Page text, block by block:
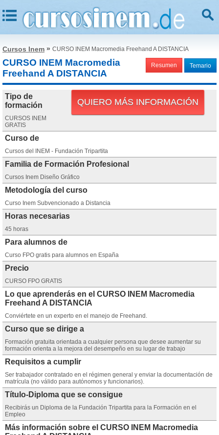
Cursos Inem » CURSO INEM Macromedia Freehand A DISTANCIA
Resumen Temario
CURSO INEM Macromedia
Freehand A DISTANCIA
QUIERO MÁS INFORMACIÓN
Tipo de
formación
CURSOS INEM
GRATIS
Curso de
Cursos del INEM - Fundación Tripartita
Familia de Formación Profesional
Cursos Inem Diseño Gráfico
Metodología del curso
Curso Inem Subvencionado a Distancia
Horas necesarias
45 horas
Para alumnos de
Curso FPO gratis para alumnos en España
Precio
CURSO FPO GRATIS
Lo que aprenderás en el CURSO INEM Macromedia
Freehand A DISTANCIA
Conviértete en un experto en el manejo de Freehand.
Curso que se dirige a
Formación gratuita orientada a cualquier persona que desee aumentar su
formación orienta a la mejora del desempeño en su lugar de trabajo
Requisitos a cumplir
Ser trabajador contratado en el régimen general y enviar la documentación de
matrícula (no válido para autónomos y funcionarios).
Título-Diploma que se consigue
Recibirás un Diploma de la Fundación Tripartita para la Formación en el
Empleo
Más información sobre el CURSO INEM Macromedia